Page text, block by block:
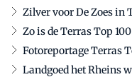
Zilver voor De Zoes in
Zo is de Terras Top
Fotoreportage Terras
Landgoed het Rheins